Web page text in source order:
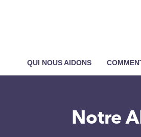
QUI NOUS AIDONS
Notre